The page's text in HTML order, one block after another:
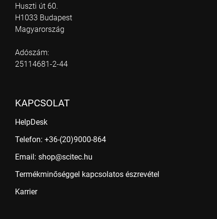
Huszti út 60.
H1033 Budapest
Magyarország
Adószám:
25114681-2-44
KAPCSOLAT
HelpDesk
Telefon: +36-(20)9000-864
Email: shop@scitec.hu
Termékminőséggel kapcsolatos észrevétel
Karrier